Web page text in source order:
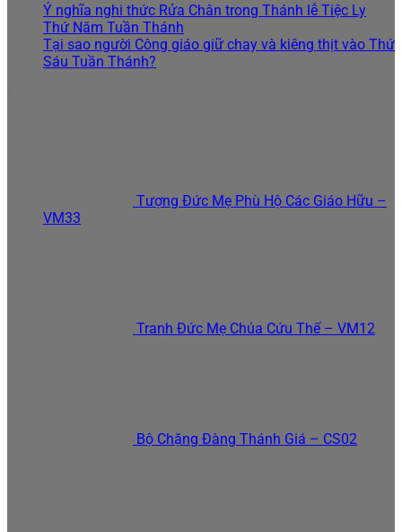
Ý nghĩa nghi thức Rửa Chân trong Thánh lễ Tiệc Ly
Thứ Năm Tuần Thánh
Tại sao người Công giáo giữ chay và kiêng thịt vào Thứ
Sáu Tuần Thánh?
Tượng Đức Mẹ Phù Hộ Các Giáo Hữu –
VM33
Tranh Đức Mẹ Chúa Cứu Thế – VM12
Bộ Chặng Đàng Thánh Giá – CS02